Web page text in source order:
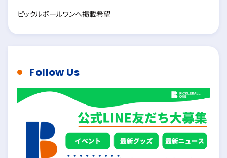
ピックルボールワンへ掲載希望
Follow Us